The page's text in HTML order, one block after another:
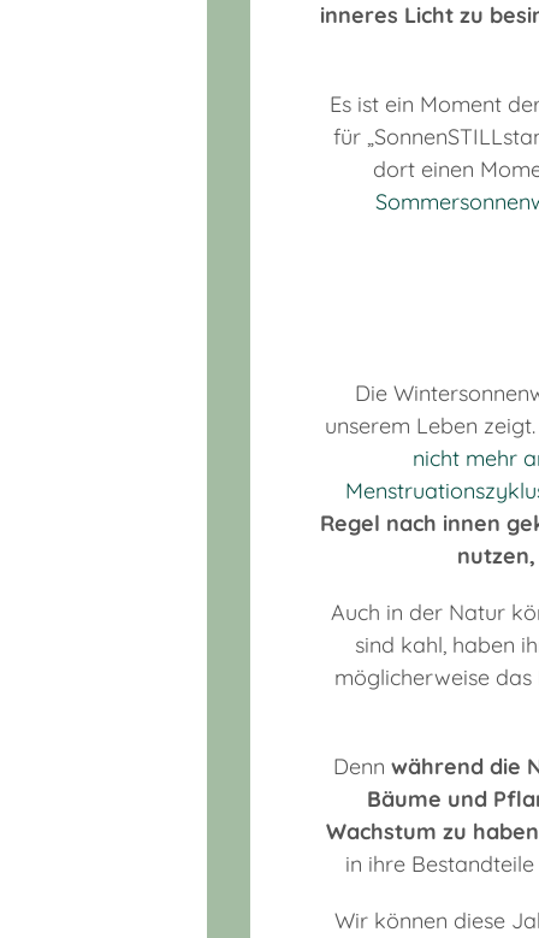
inneres Licht zu
Es ist ein Moment
für
dort einen
Die
unserem Leben zeigt.
nicht mehr
Regel nach innen
Auch in der Natur
sind kahl, haben
möglicherweise das
Denn während die
Bäume und
Wachstum zu haben
in ihre
Wir können diese